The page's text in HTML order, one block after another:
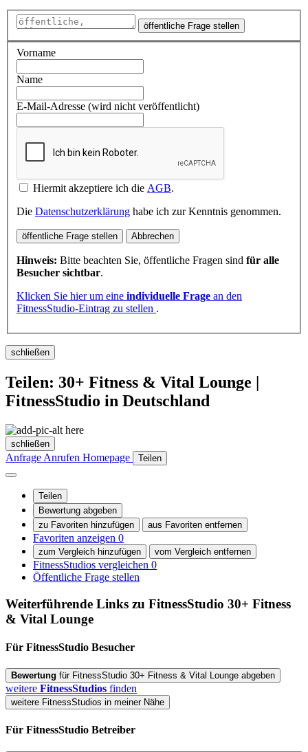
öffentliche Frage stellen
Vorname
Name
E-Mail-Adresse (wird nicht veröffentlicht)
Hiermit akzeptiere ich die AGB.
Die Datenschutzerklärung habe ich zur Kenntnis genommen.
öffentliche Frage stellen Abbrechen
Hinweis: Bitte beachten Sie, öffentliche Fragen sind für alle
Besucher sichtbar.
Klicken Sie hier um eine individuelle Frage an den
FitnessStudio-Eintrag zu stellen .
schließen
Teilen: 30+ Fitness & Vital Lounge |
FitnessStudio in Deutschland
schließen
Anfrage Anrufen Homepage Teilen
Teilen
Bewertung abgeben
zu Favoriten hinzufügen
aus Favoriten entfernen
Favoriten anzeigen 0
zum Vergleich hinzufügen vom Vergleich entfernen
FitnessStudios vergleichen 0
Öffentliche Frage stellen
Weiterführende Links zu FitnessStudio 30+ Fitness
& Vital Lounge
Für FitnessStudio Besucher
Bewertung für FitnessStudio 30+ Fitness & Vital Lounge abgeben
weitere FitnessStudios finden
weitere FitnessStudios in meiner Nähe
Für FitnessStudio Betreiber